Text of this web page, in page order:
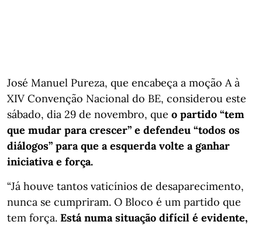
José Manuel Pureza, que encabeça a moção A à
XIV Convenção Nacional do BE, considerou este
sábado, dia 29 de novembro, que o partido “tem
que mudar para crescer” e defendeu “todos os
diálogos” para que a esquerda volte a ganhar
iniciativa e força.
“Já houve tantos vaticínios de desaparecimento,
nunca se cumpriram. O Bloco é um partido que
tem força. Está numa situação difícil é evidente,